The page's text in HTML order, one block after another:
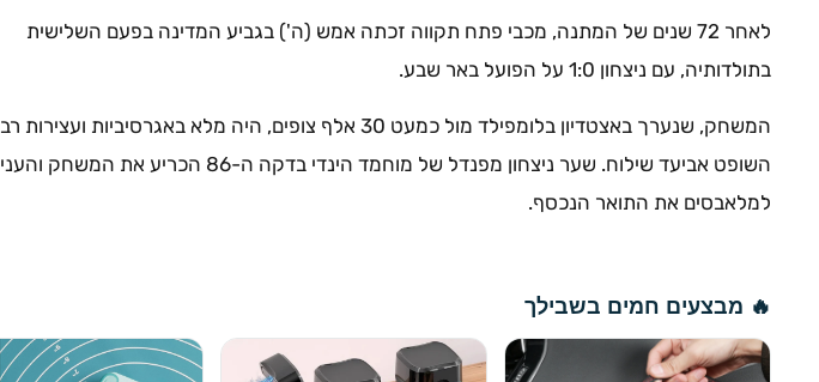
לאחר 72 שנים של המתנה, מכבי פתח תקווה זכתה אמש (ה') בגביע המדינה בפעם השלישית
בתולדותיה, עם ניצחון 1:0 על הפועל באר שבע.
המשחק, שנערך באצטדיון בלומפילד מול כמעט 30 אלף צופים, היה מלא באגרסיביות
השופט אביעד שילוח. שער ניצחון מפנדל של מוחמד הינדי בדקה ה-86 הכריע את המשחק
למלאבסים את התואר הנכסף.
🔥 מבצעים חמים בשבילך